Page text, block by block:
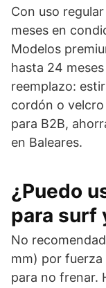
Con uso
meses en
Modelos
hasta 24
reemplazo:
cordón o
para B2B,
en Baleares.
¿Puedo
para surf
No
mm) por fuerza
para no frenar.